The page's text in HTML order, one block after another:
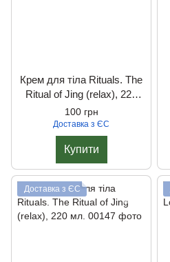
Крем для тіла Rituals. The
Ritual of Jing (relax), 220
мл.
100 грн
Доставка з ЄС
Купити
Доставка з ЄС